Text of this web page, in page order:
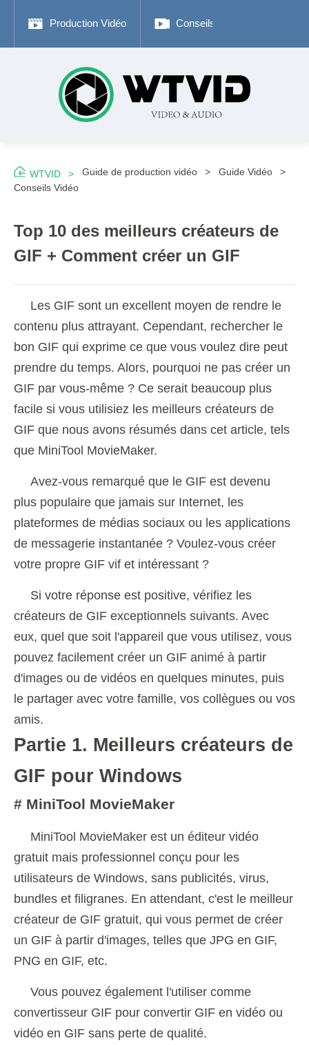
Production Vidéo Conseils de Photographie
WTVID Guide de production vidéo
Guide Vidéo
Conseils Vidéo
Top 10 des meilleurs créateurs de
GIF + Comment créer un GIF
Les GIF sont un excellent moyen de rendre le
contenu plus attrayant. Cependant, rechercher le
bon GIF qui exprime ce que vous voulez dire peut
prendre du temps. Alors, pourquoi ne pas créer un
GIF par vous-même ? Ce serait beaucoup plus
facile si vous utilisiez les meilleurs créateurs de
GIF que nous avons résumés dans cet article, tels
que MiniTool MovieMaker.
Avez-vous remarqué que le GIF est devenu
plus populaire que jamais sur Internet, les
plateformes de médias sociaux ou les applications
de messagerie instantanée ? Voulez-vous créer
votre propre GIF vif et intéressant ?
Si votre réponse est positive, vérifiez les
créateurs de GIF exceptionnels suivants. Avec
eux, quel que soit l'appareil que vous utilisez, vous
pouvez facilement créer un GIF animé à partir
d'images ou de vidéos en quelques minutes, puis
le partager avec votre famille, vos collègues ou vos
amis.
Partie 1. Meilleurs créateurs de
GIF pour Windows
# MiniTool MovieMaker
MiniTool MovieMaker est un éditeur vidéo
gratuit mais professionnel conçu pour les
utilisateurs de Windows, sans publicités, virus,
bundles et filigranes. En attendant, c'est le meilleur
créateur de GIF gratuit, qui vous permet de créer
un GIF à partir d'images, telles que JPG en GIF,
PNG en GIF, etc.
Vous pouvez également l'utiliser comme
convertisseur GIF pour convertir GIF en vidéo ou
vidéo en GIF sans perte de qualité.